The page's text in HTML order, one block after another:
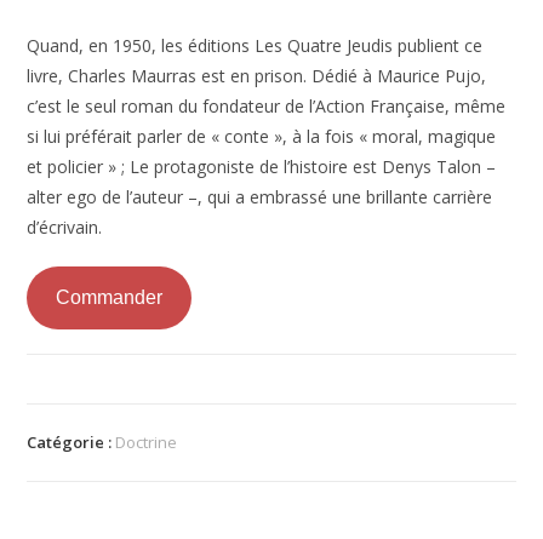
Quand, en 1950, les éditions Les Quatre Jeudis publient ce
livre, Charles Maurras est en prison. Dédié à Maurice Pujo,
c’estle seul roman du fondateur de l’Action Française, même
si lui préférait parler de « conte », à la fois « moral, magique
et policier » ; Le protagoniste de l’histoire est Denys Talon –
alter ego de l’auteur –, qui a embrassé une brillante carrière
d’écrivain.
Commander
Catégorie : Doctrine